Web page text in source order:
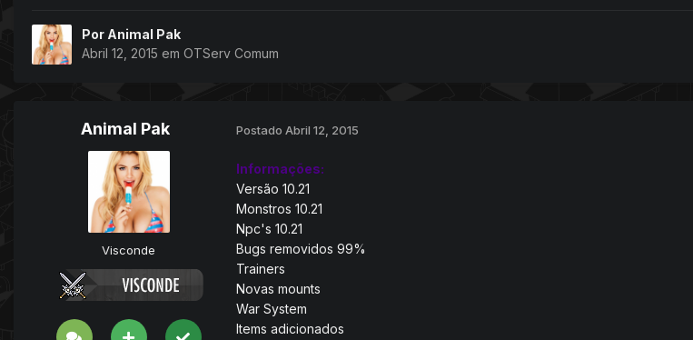
Por Animal Pak
Abril 12, 2015 em OTServ Comum
Animal Pak
Visconde
Postado Abril 12, 2015
Informações:
Versão 10.21
Monstros 10.21
Npc's 10.21
Bugs removidos 99%
Trainers
Novas mounts
War System
Items adicionados